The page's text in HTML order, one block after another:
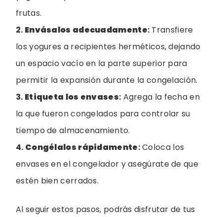
frutas.
2. Envásalos adecuadamente: Transfiere
los yogures a recipientes herméticos, dejando
un espacio vacío en la parte superior para
permitir la expansión durante la congelación.
3. Etiqueta los envases: Agrega la fecha en
la que fueron congelados para controlar su
tiempo de almacenamiento.
4. Congélalos rápidamente:Coloca los
envases en el congelador y asegúrate de que
estén bien cerrados.
Al seguir estos pasos, podrás disfrutar de tus